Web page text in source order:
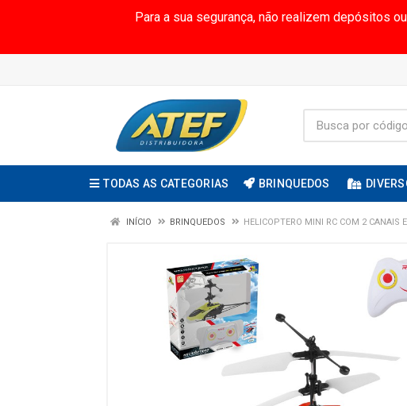
Para a sua segurança, não realizem depósitos
TODAS AS CATEGORIAS BRINQUEDOS
INÍCIO BRINQUEDOS HELICOPTERO MINI RC COM 2 CANAIS